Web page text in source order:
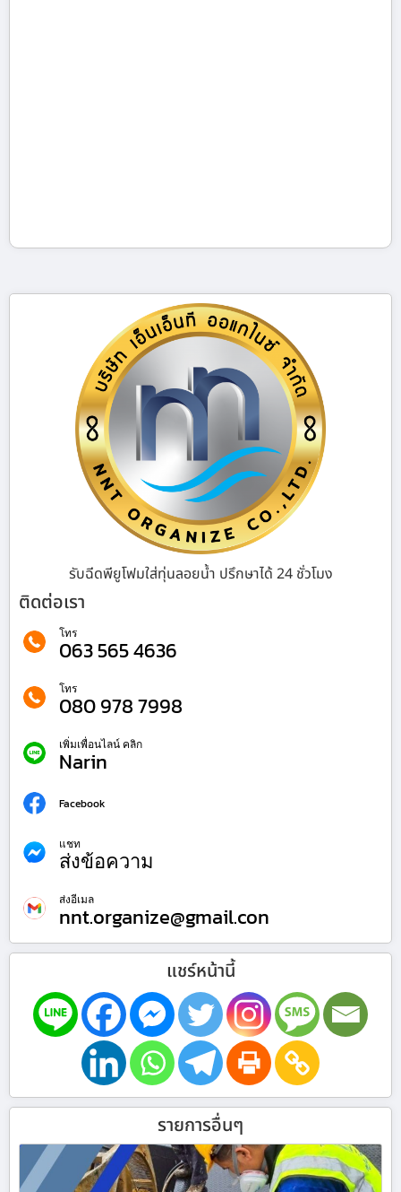
รับฉีดพียูโฟมใส่ทุ่นลอยน้ำ ปรึกษาได้ 24 ชั่วโมง
ติดต่อเรา
โทร
063 565 4636
โทร
080 978 7998
เพิ่มเพื่อนไลน์ คลิก
Narin
Facebook
แชท
ส่งข้อความ
ส่งอีเมล
nnt.organize@gmail.con
แชร์หน้านี้
รายการอื่นๆ